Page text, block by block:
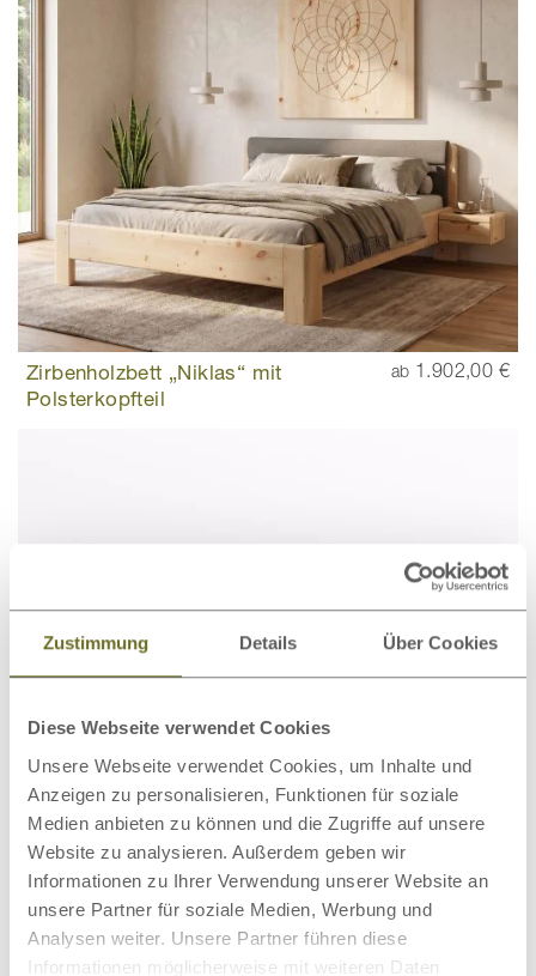
Zustimmung Details Über Cookies
Diese Webseite verwendet Cookies
Unsere Webseite verwendet Cookies, um Inhalte und
Anzeigen zu personalisieren, Funktionen für soziale
Medien anbieten zu können und die Zugriffe auf unsere
Website zu analysieren. Außerdem geben wir
Informationen zu Ihrer Verwendung unserer Website an
unsere Partner für soziale Medien, Werbung und
Analysen weiter. Unsere Partner führen diese
Informationen möglicherweise mit weiteren Daten
Zirbenholzbett „Niklas“ mit
Polsterkopfteil
ab 1.902,00 €
Bett Eiche „Bianca“ mit
Polsterkopfteil
ab1.555,00 €